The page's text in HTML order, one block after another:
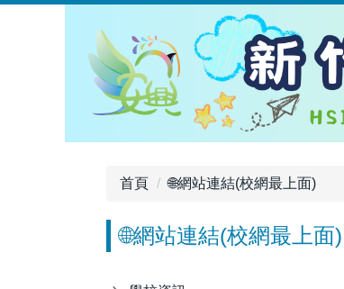
首頁 🌐網站連結(校網最上面)
🌐網站連結(校網最上面)